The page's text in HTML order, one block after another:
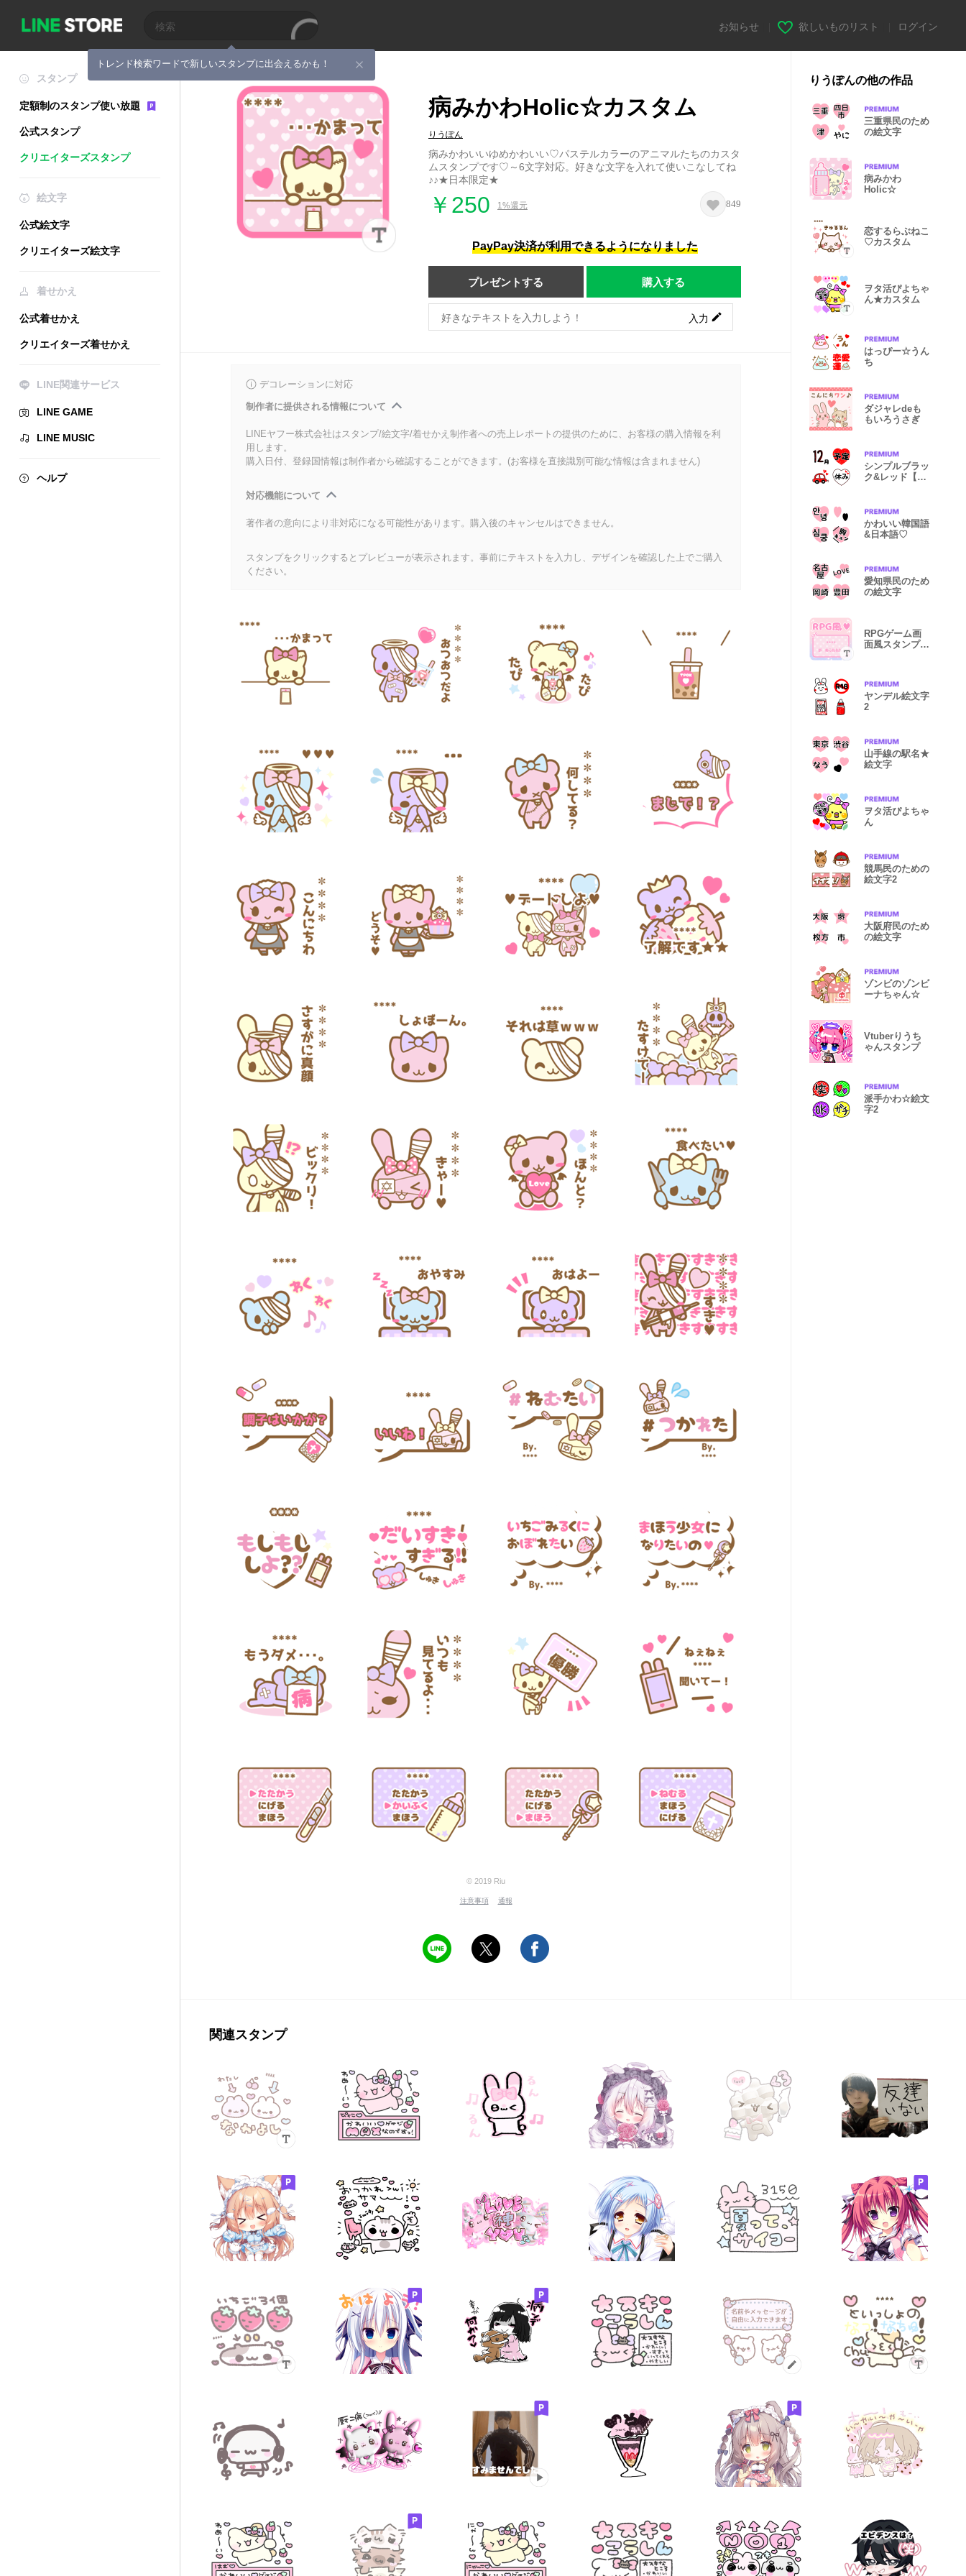
トレンド検索ワードで新しいスタンプに出会えるかも！
お知らせ 欲しいものリスト ログイン
スタンプ
定額制のスタンプ使い放題
公式スタンプ
クリエイターズスタンプ
絵文字
公式絵文字
クリエイターズ絵文字
着せかえ
公式着せかえ
クリエイターズ着せかえ
LINE関連サービス
LINE GAME
LINE MUSIC
ヘルプ
病みかわHolic☆カスタム
りうぽん
病みかわいいゆめかわいい♡パステルカラーのアニマルたちのカスタ
ムスタンプです♡～6文字対応。好きな文字を入れて使いこなしてね
♪♪★日本限定★
￥250 1%還元 849
PayPay決済が利用できるようになりました
プレゼントする 購入する
入力
デコレーションに対応
制作者に提供される情報について
LINEヤフー株式会社はスタンプ/絵文字/着せかえ制作者への売上レポートの提供のために、お客様の購入情報を利
用します。
購入日付、登録国情報は制作者から確認することができます。(お客様を直接識別可能な情報は含まれません)
対応機能について
著作者の意向により非対応になる可能性があります。購入後のキャンセルはできません。
スタンプをクリックするとプレビューが表示されます。事前にテキストを入力し、デザインを確認した上でご購入
ください。
© 2019 Riu
注意事項 通報
りうぽんの他の作品
三重県民のため
の絵文字
病みかわ
Holic☆
恋するらぶねこ
♡カスタム
ヲタ活ぴよちゃ
ん★カスタム
はっぴー☆うん
ち
ダジャレdeも
もいろうさぎ
シンプルブラッ
ク&レッド【1
かわいい韓国語
&日本語♡
愛知県民のため
の絵文字
RPGゲーム画
面風スタンプ☆
ヤンデル絵文字
2
山手線の駅名★
絵文字
ヲタ活ぴよちゃ
ん
競馬民のための
絵文字2
大阪府民のため
の絵文字
ゾンビのゾンビ
ーナちゃん☆
Vtuberりうち
ゃんスタンプ
派手かわ☆絵文
字2
関連スタンプ